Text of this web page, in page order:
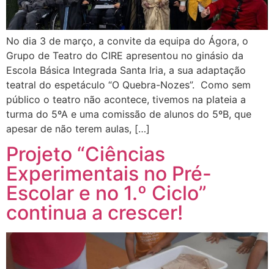
No dia 3 de março, a convite da equipa do Ágora, o
Grupo de Teatro do CIRE apresentou no ginásio da
Escola Básica Integrada Santa Iria, a sua adaptação
teatral do espetáculo “O Quebra-Nozes”. Como sem
público o teatro não acontece, tivemos na plateia a
turma do 5ºA e uma comissão de alunos do 5ºB, que
apesar de não terem aulas, […]
Projeto “Ciências
Experimentais no Pré-
Escolar e no 1.º Ciclo”
continua a crescer!